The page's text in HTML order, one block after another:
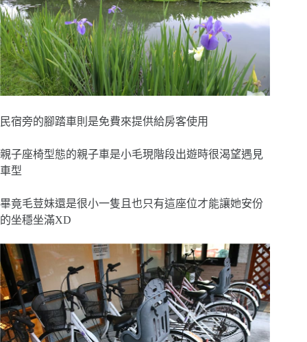
民宿旁的腳踏車則是免費來提供給房客使用
親子座椅型態的親子車是小毛現階段出遊時很渴望遇見
車型
畢竟毛荳妹還是很小一隻且也只有這座位才能讓她安份
的坐穩坐滿XD